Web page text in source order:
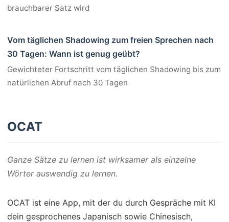
brauchbarer Satz wird
Vom täglichen Shadowing zum freien Sprechen nach
30 Tagen: Wann ist genug geübt?
Gewichteter Fortschritt vom täglichen Shadowing bis zum
natürlichen Abruf nach 30 Tagen
OCAT
Ganze Sätze zu lernen ist wirksamer als einzelne
Wörter auswendig zu lernen.
OCAT ist eine App, mit der du durch Gespräche mit KI
dein gesprochenes Japanisch sowie Chinesisch,